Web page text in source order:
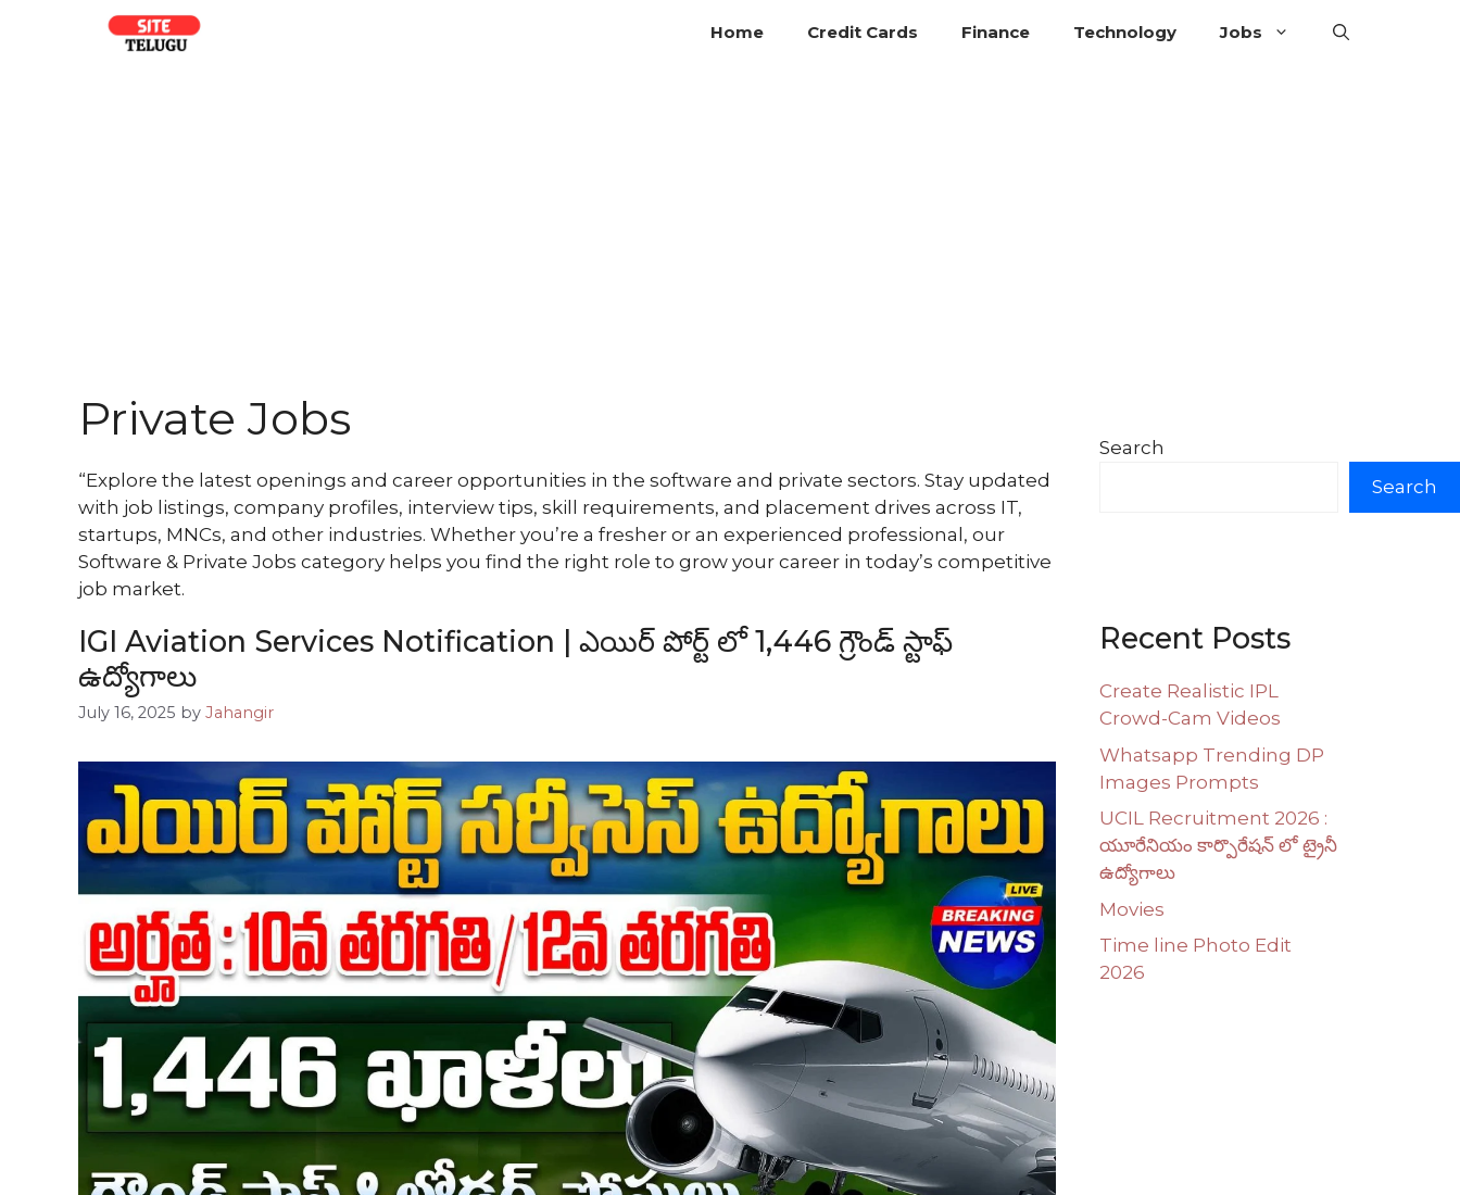
Home Credit Cards Finance Technology Jobs
Private Jobs
“Explore the latest openings and career opportunities in the software and private sectors. Stay updated
with job listings, company profiles, interview tips, skill requirements, and placement drives across IT,
startups, MNCs, and other industries. Whether you’re a fresher or an experienced professional, our
Software & Private Jobs category helps you find the right role to grow your career in today’s competitive
job market.
IGI Aviation Services Notification | ఎయిర్ పోర్ట్ లో 1,446 గ్రౌండ్ స్టాఫ్
ఉద్యోగాలు
July 16, 2025 by Jahangir
Search
Search
Recent Posts
Create Realistic IPL
Crowd-Cam Videos
Whatsapp Trending DP
Images Prompts
UCIL Recruitment 2026 :
యూరేనియం కార్పొరేషన్ లో ట్రైనీ
ఉద్యోగాలు
Movies
Time line Photo Edit
2026